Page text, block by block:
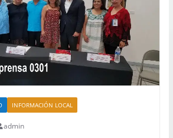
INFORMACIÓN LOCAL
admin